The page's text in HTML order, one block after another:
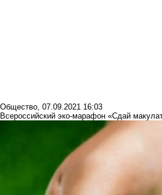
Общество, 07.09.2021 16:03
Всероссийский эко-марафон «Сдай